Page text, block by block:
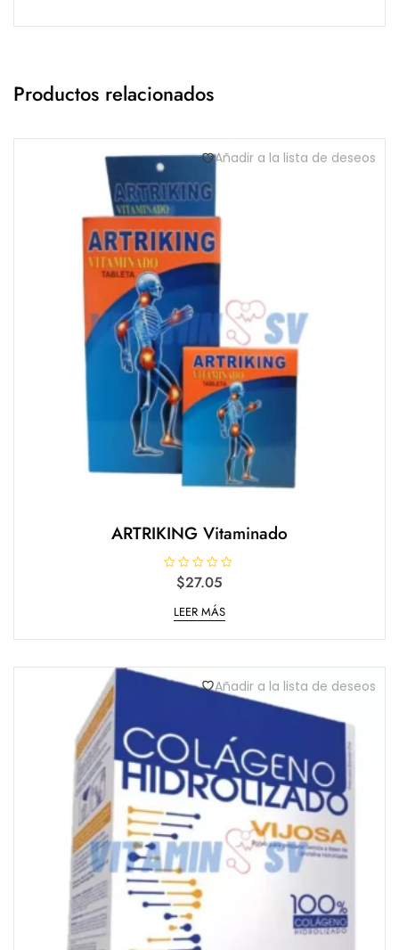
Productos relacionados
Añadir a la lista de deseos
ARTRIKING Vitaminado
d
0
$27.05
LEER MÁS
Añadir a la lista de deseos